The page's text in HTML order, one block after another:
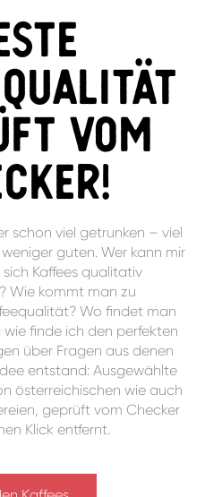
vom
schon viel getrunken – viel
guten. Wer kann mir
Kaffees qualitativ
Wie kommt man zu
Wo findet man
finde ich den perfekten
über Fragen aus denen
entstand: Ausgewählte
österreichischen wie auch
geprüft vom Checker
Klick entfernt.